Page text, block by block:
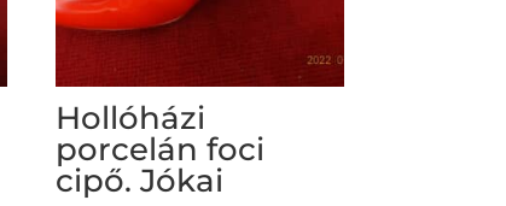
Hollóházi
porcelán foci
cipő. Jókai